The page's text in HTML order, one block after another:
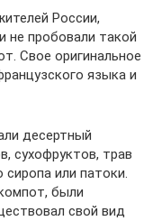
России,
не пробовали такой
Свое оригинальное
языка и
десертный
сухофруктов, трав
сиропа или патоки.
были
свой вид